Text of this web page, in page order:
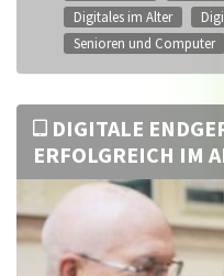
Digitales im Alter
Senioren und Computer
DIGITALE
ERFOLGREICH IM